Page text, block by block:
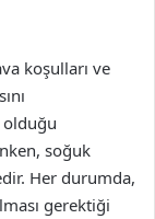
koşulları ve
soğuk
Her durumda,
gerektiği